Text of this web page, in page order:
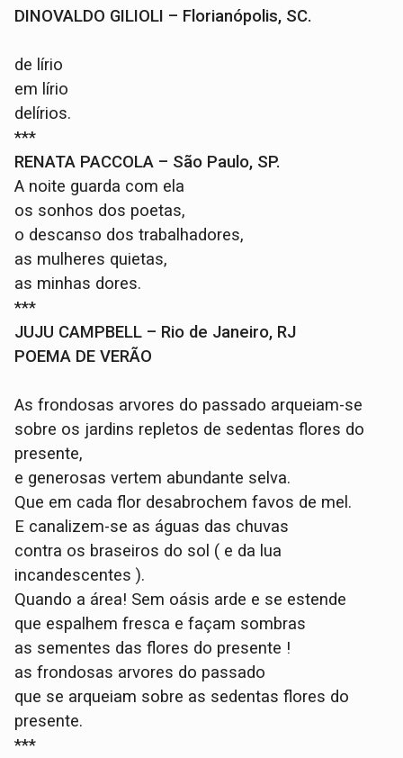
DINOVALDO GILIOLI – Florianópolis, SC.
de lírio
em lírio
delírios.
***
RENATA PACCOLA – São Paulo, SP.
A noite guarda com ela
os sonhos dos poetas,
o descanso dos trabalhadores,
as mulheres quietas,
as minhas dores.
***
JUJU CAMPBELL – Rio de Janeiro, RJ
POEMA DE VERÃO
As frondosas arvores do passado arqueiam-se
sobre os jardins repletos de sedentas flores do
presente,
e generosas vertem abundante selva.
Que em cada flor desabrochem favos de mel.
E canalizem-se as águas das chuvas
contra os braseiros do sol ( e da lua
incandescentes ).
Quando a área! Sem oásis arde e se estende
que espalhem fresca e façam sombras
as sementes das flores do presente !
as frondosas arvores do passado
que se arqueiam sobre as sedentas flores do
presente.
***